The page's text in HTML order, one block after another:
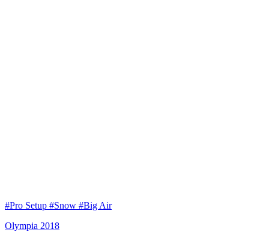
#Pro Setup #Snow #Big Air
Olympia 2018